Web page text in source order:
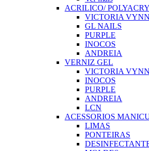
ACRILICO/
VICTORIA VYNN
GL NAILS
PURPLE
INOCOS
ANDREIA
VERNIZ GEL
VICTORIA VYNN
INOCOS
PURPLE
ANDREIA
LCN
ACESSORIOS
LIMAS
PONTEIRAS